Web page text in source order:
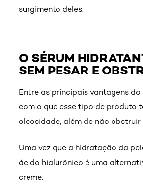
surgimento deles.
O SÉRUM
SEM PESAR E
Entre as principais vantagens
com o que esse tipo de produto
oleosidade, além de não obstruir
Uma vez que a hidratação da
ácido hialurônico é uma
creme.